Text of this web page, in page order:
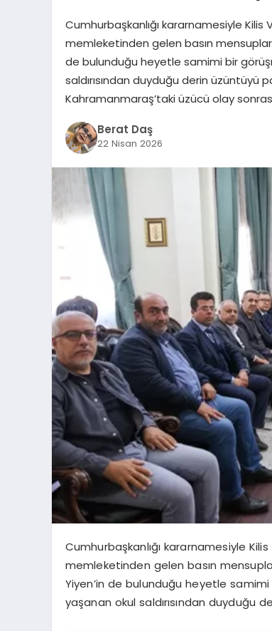
Cumhurbaşkanlığı kararnamesiyle
memleketinden gelen basın
de bulunduğu heyetle samimi bir
saldırısından duyduğu derin üzüntüyü
Kahramanmaraş’taki üzücü olay
Berat Daş
22 Nisan 2026
Cumhurbaşkanlığı kararnamesiyle
memleketinden gelen basın
Yiyen’in de bulunduğu heyetle
yaşanan okul saldırısından duyduğu